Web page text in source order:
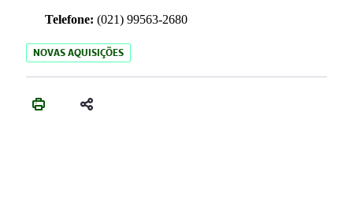
Telefone: (021) 99563-2680
NOVAS AQUISIÇÕES